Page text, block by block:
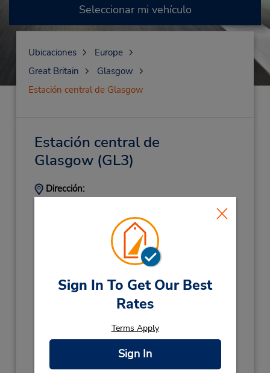
Sign In To Get Our Best
Rates
Terms Apply
Sign In
Seleccionar mi vehículo
Ubicaciones
Europe
Great Britain
Glasgow
Estación central de Glasgow
Estación central de
Glasgow(GL3)
Dirección:
G2 7DN, United Kingdom
(44) 03305510928
Horario de servicio:
Sun - Sat 7:00 AM - 6:00 PM
Holiday Hours:
NEW YEARS EVE
December 31 08:30AM
- 04:00PM
CHRISTMAS DAYDecember 25 closed
CHRISTMAS EVE
December 24 08:30AM